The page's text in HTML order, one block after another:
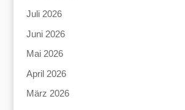
Juli 2026
Juni 2026
Mai 2026
April 2026
März 2026